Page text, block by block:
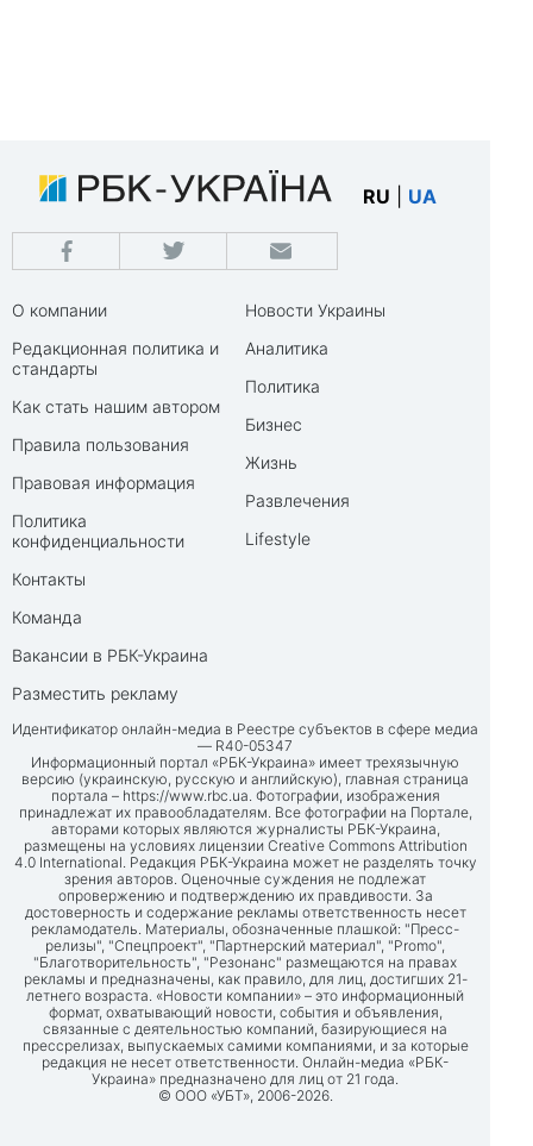
RU UA
О компании
Редакционная политика и
стандарты
Как стать нашим автором
Правила пользования
Правовая информация
Политика
конфиденциальности
Контакты
Команда
Вакансии в РБК-Украина
Разместить рекламу
Новости Украины
Аналитика
Политика
Бизнес
Жизнь
Развлечения
Lifestyle
Идентификатор онлайн-медиа в Реестре субъектов в сфере медиа
— R40-05347
Информационный портал «РБК-Украина» имеет трехязычную
версию (украинскую, русскую и английскую), главная страница
портала – https://www.rbc.ua. Фотографии, изображения
принадлежат их правообладателям. Все фотографии на Портале,
авторами которых являются журналисты РБК-Украина,
размещены на условиях лицензии Creative Commons Attribution
4.0 International. Редакция РБК-Украина может не разделять точку
зрения авторов. Оценочные суждения не подлежат
опровержению и подтверждению их правдивости. За
достоверность и содержание рекламы ответственность несет
рекламодатель. Материалы, обозначенные плашкой: "Пресс-
релизы", "Спецпроект", "Партнерский материал", "Promo",
"Благотворительность", "Резонанс" размещаются на правах
рекламы и предназначены, как правило, для лиц, достигших 21-
летнего возраста. «Новости компании» – это информационный
формат, охватывающий новости, события и объявления,
связанные с деятельностью компаний, базирующиеся на
прессрелизах, выпускаемых самими компаниями, и за которые
редакция не несет ответственности. Онлайн-медиа «РБК-
Украина» предназначено для лиц от 21 года.
© ООО «УБТ», 2006-2026.